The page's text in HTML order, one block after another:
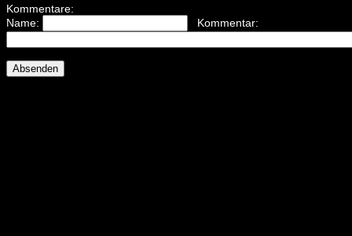
Kommentare:
Name:
Kommentar: